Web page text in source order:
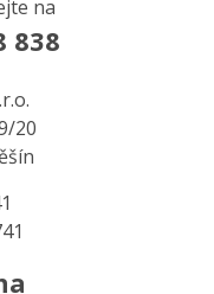
na
838
20